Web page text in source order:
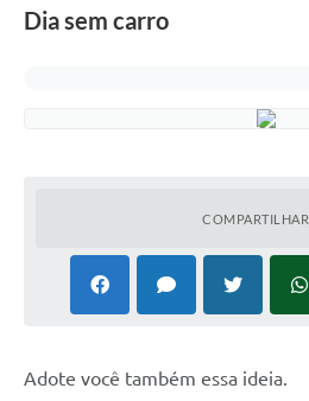
Dia sem carro
COMPARTILHAR
Adote você também essa ideia.